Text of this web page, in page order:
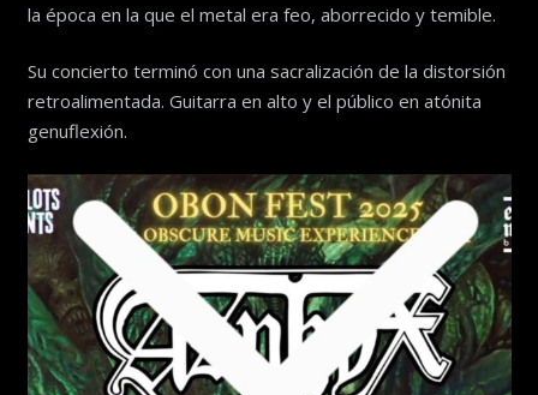
la época en la que el metal era feo, aborrecido y temible.
Su concierto terminó con una sacralización de la distorsión
retroalimentada. Guitarra en alto y el público en atónita
genuflexión.